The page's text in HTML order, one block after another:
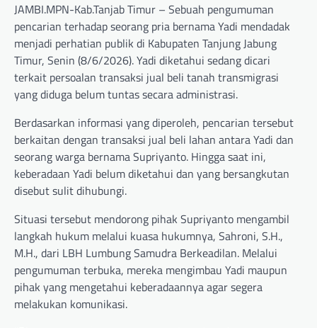
JAMBI.MPN-Kab.Tanjab Timur – Sebuah pengumuman
pencarian terhadap seorang pria bernama Yadi mendadak
menjadi perhatian publik di Kabupaten Tanjung Jabung
Timur, Senin (8/6/2026). Yadi diketahui sedang dicari
terkait persoalan transaksi jual beli tanah transmigrasi
yang diduga belum tuntas secara administrasi.
Berdasarkan informasi yang diperoleh, pencarian tersebut
berkaitan dengan transaksi jual beli lahan antara Yadi dan
seorang warga bernama Supriyanto. Hingga saat ini,
keberadaan Yadi belum diketahui dan yang bersangkutan
disebut sulit dihubungi.
Situasi tersebut mendorong pihak Supriyanto mengambil
langkah hukum melalui kuasa hukumnya, Sahroni, S.H.,
M.H., dari LBH Lumbung Samudra Berkeadilan. Melalui
pengumuman terbuka, mereka mengimbau Yadi maupun
pihak yang mengetahui keberadaannya agar segera
melakukan komunikasi.